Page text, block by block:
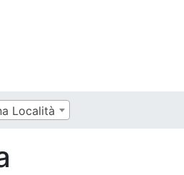
Località